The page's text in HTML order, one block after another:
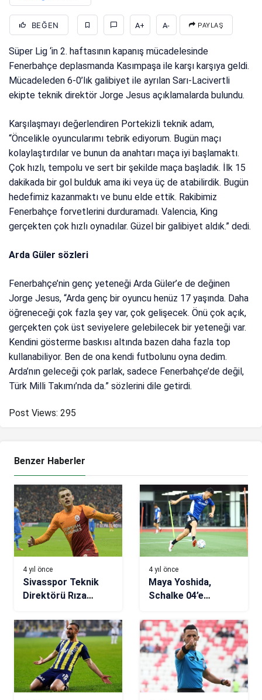
BEĞEN A+ A- PAYLAŞ
Süper Lig ‘in 2. haftasının kapanış mücadelesinde
Fenerbahçe deplasmanda Kasımpaşa ile karşı karşıya geldi.
Mücadeleden 6-0’lık galibiyet ile ayrılan Sarı-Lacivertli
ekipte teknik direktör Jorge Jesus açıklamalarda bulundu.
Karşılaşmayı değerlendiren Portekizli teknik adam,
“Öncelikle oyuncularımı tebrik ediyorum. Bugün maçı
kolaylaştırdılar ve bunun da anahtarı maça iyi başlamaktı.
Çok hızlı, tempolu ve sert bir şekilde maça başladık. İlk 15
dakikada bir gol bulduk ama iki veya üç de atabilirdik. Bugün
hedefimiz kazanmaktı ve bunu elde ettik. Rakibimiz
Fenerbahçe forvetlerini durduramadı. Valencia, King
gerçekten çok hızlı oynadılar. Güzel bir galibiyet aldık.” dedi.
Arda Güler sözleri
Fenerbahçe’nin genç yeteneği Arda Güler’e de değinen
Jorge Jesus, “Arda genç bir oyuncu henüz 17 yaşında. Daha
öğreneceği çok fazla şey var, çok gelişecek. Önü çok açık,
gerçekten çok üst seviyelere gelebilecek bir yeteneği var.
Kendini gösterme baskısı altında bazen daha fazla top
kullanabiliyor. Ben de ona kendi futbolunu oyna dedim.
Arda’nın geleceği çok parlak, sadece Fenerbahçe’de değil,
Türk Milli Takımı’nda da.” sözlerini dile getirdi.
Post Views: 295
Benzer Haberler
4 yıl önce
Sivasspor Teknik
Direktörü Rıza
Cicaldau’yu
istiyoruz!
4 yıl önce
Maya Yoshida,
Schalke 04’e
Trabzonspor’u
reddetti